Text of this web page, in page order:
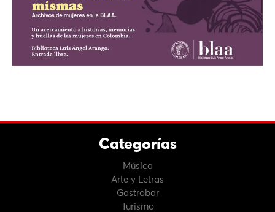
Categorías
Música
Arte y Letras
Gastrobar
Turismo